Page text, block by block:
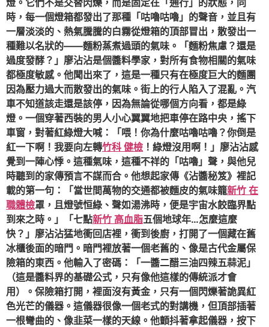
時，每一個燈箱都發出了那種「咕嚕咕嚕」的聲音，並且有
一層淡淡的、熱氣騰騰的白霧從燈箱的頂部冒出，散發出一
種難以名狀的——麵粉蒸煮過頭的氣味。「麵粉焦慮？還是
過度發酵？」廖沾沾是個醬料學家，對所有食物相關的氣味
都極度敏感。他聞出來了，這是一種只有在極度巨大的麵團
因為壓力過大而散發出的氣味。街上的行人陷入了混亂。汽
車不知道該走還是該停，因為無論從哪個方向看，都是綠
燈。一個穿著西裝的男人小心翼翼地把車停在路中央，搖下
車窗，對著紅綠燈大喊：「喂！你為什麼咕嚕咕嚕？你倒是
紅一下啊！我要向左轉竹科 健檢 ！綠燈沒用啊！」廖沾沾感
覺到一陣心悸。這種氣味，這種不祥的「咕嚕」聲，與他兒
時聽到的家傳預言不謀而合。他想起家傳《沾醬秘笈》裡記
載的第一句：「當世間萬物的交通都被麵皮的氣味籠新竹 在
職體檢罩，且燈號恒綠、聲如湯沸時，便是宇宙水餃臨界點
到來之時。」「七點新竹 高血脂五個地球年…怎麼這麼
快？」廖沾沾猛地衝回店裡，衝到後廚，打開了一個藏在舊
冰櫃後面的暗門。暗門裡放著一個老舊的、像是古代金屬保
險箱的東西。他輸入了密碼：「一醬二醋三油四辣五蒜泥」
（這是醬料界的基礎公式，只有像他這樣的傳統派才會
用）。保險箱打開，裡面沒有黃金，只有一個閃爍著詭異紅
色光芒的儀器。這儀器很像一個老式的對講機，但頂部插著
一根彎曲的、像韭菜一樣的天線。他顫抖著拿起儀器，按下